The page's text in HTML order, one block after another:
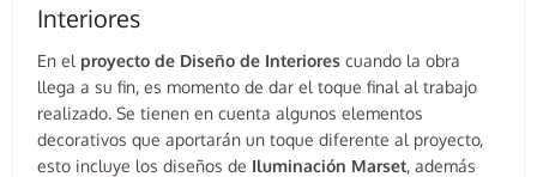
Interiores
En el proyecto de Diseño de Interiores cuando la obra
llega a su fin, es momento de dar el toque final al trabajo
realizado. Se tienen en cuenta algunos elementos
decorativos que aportarán un toque diferente al proyecto,
esto incluye los diseños de Iluminación Marset, además